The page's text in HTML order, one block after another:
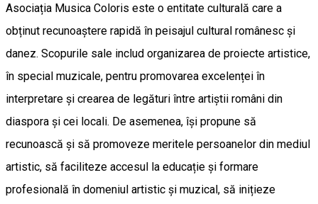
Asociația Musica Coloris este o entitate culturală care a
obținut recunoaștere rapidă în peisajul cultural românesc și
danez. Scopurile sale includ organizarea de proiecte artistice,
în special muzicale, pentru promovarea excelenței în
interpretare și crearea de legături între artiștii români din
diaspora și cei locali. De asemenea, își propune să
recunoască și să promoveze meritele persoanelor din mediul
artistic, să faciliteze accesul la educație și formare
profesională în domeniul artistic și muzical, să inițieze